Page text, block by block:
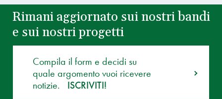
Rimani aggiornato sui nostri bandi
e sui nostri progetti
Compila il form e decidi su
quale argomento vuoi ricevere
notizie.
ISCRIVITI!